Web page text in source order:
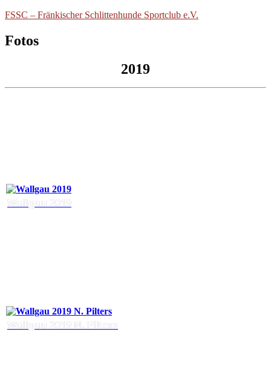
FSSC – Fränkischer Schlittenhunde Sportclub e.V.
Fotos
2019
Wallgau 2019
Wallgau 2019 N. Pilters